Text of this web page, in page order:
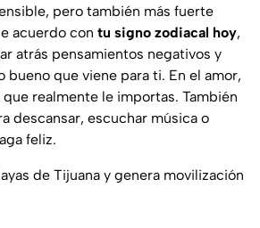
pero también más fuerte
acuerdo con tu signo zodiacal hoy,
atrás pensamientos negativos y
bueno que viene para ti. En el amor,
realmente le importas. También
descansar, escuchar música o
feliz.
de Tijuana y genera movilización